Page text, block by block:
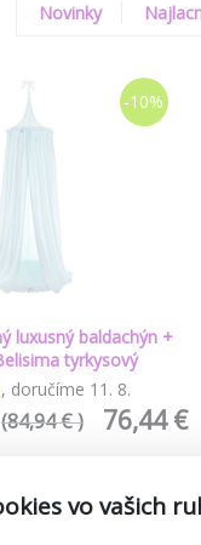
Novinky
-10%
luxusný baldachýn +
tyrkysový
doručíme 11 . 8.
76,44 €
(84,94 € )
vo vašich